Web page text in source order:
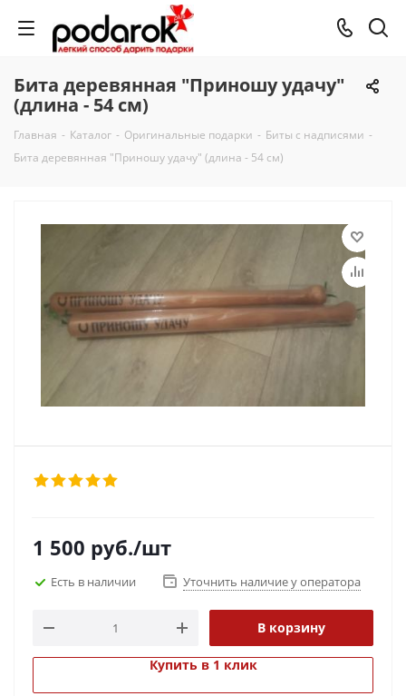
Бита деревянная "Приношу удачу"
(длина - 54 см)
Главная - Каталог - Оригинальные подарки - Биты с надписями -
Бита деревянная "Приношу удачу" (длина - 54 см)
1 500 руб./шт
Есть в наличии Уточнить наличие у оператора
В корзину
Купить в 1 клик